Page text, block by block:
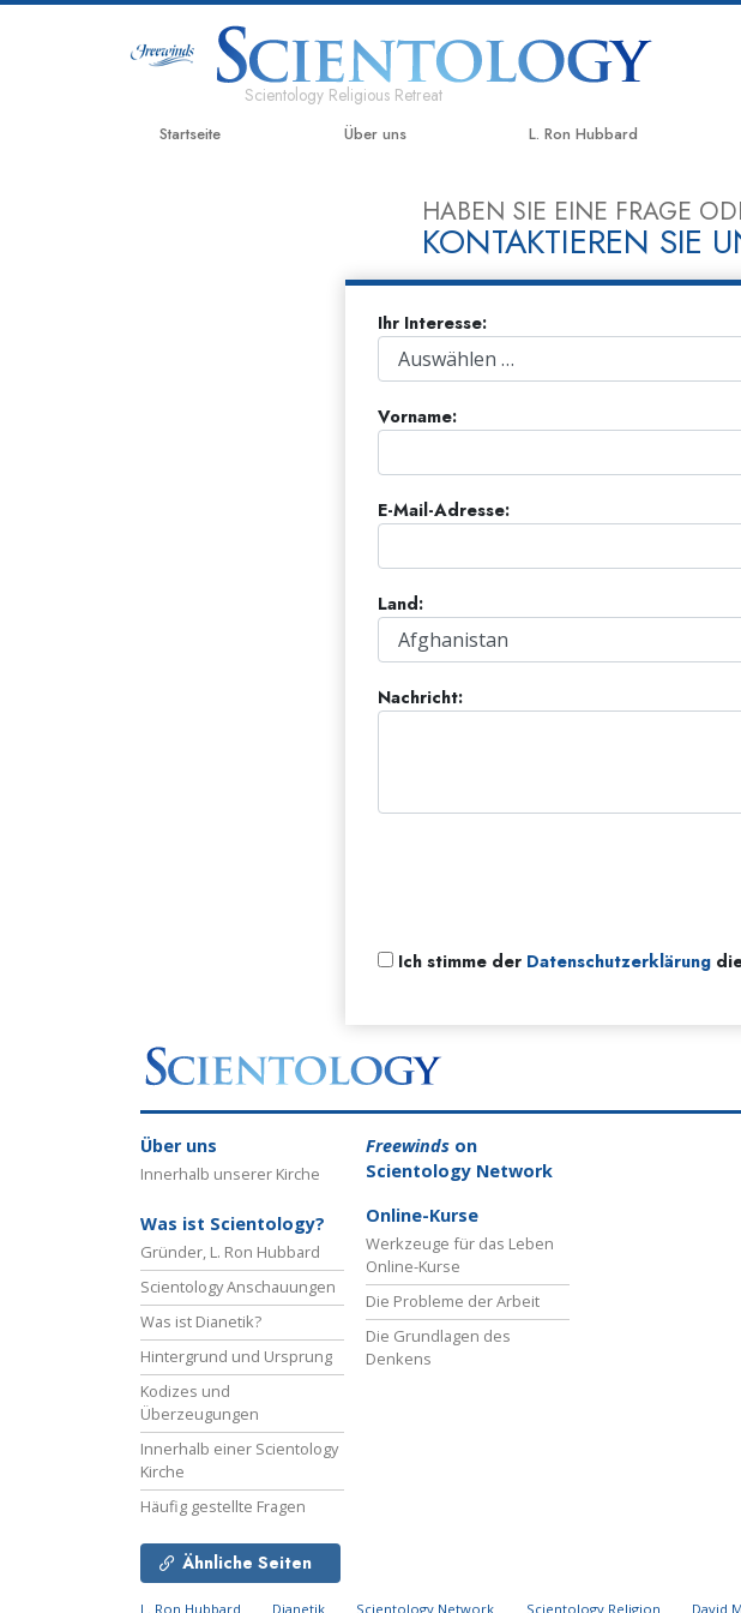
Scientology Religious Retreat
Startseite Über uns L. Ron Hubbard
HABEN SIE EINE FRAGE
KONTAKTIEREN SIE
Ihr Interesse:
Vorname:
E-Mail-Adresse:
Land:
Nachricht:
Ich stimme der Datenschutzerklärung
Über uns
Innerhalb unserer Kirche
Was ist Scientology?
Gründer, L. Ron Hubbard
Scientology Anschauungen
Was ist Dianetik?
Hintergrund und Ursprung
Kodizes und
Überzeugungen
Innerhalb einer Scientology
Kirche
Häufig gestellte Fragen
Freewinds on
Scientology Network
Online-Kurse
Werkzeuge für das Leben
Online-Kurse
Die Probleme der Arbeit
Die Grundlagen des
Denkens
Ähnliche Seiten
L. Ron Hubbard Dianetik Scientology Network Scientology Religion David